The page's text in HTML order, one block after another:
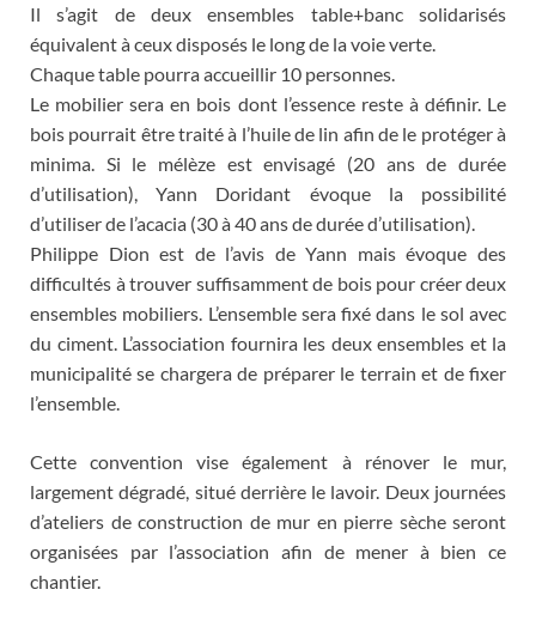
Il s’agit de deux ensembles table+banc solidarisés
équivalent à ceux disposés le long de la voie verte.
Chaque table pourra accueillir 10 personnes.
Le mobilier sera en bois dont l’essence reste à définir. Le
bois pourrait être traité à l’huile de lin afin de le protéger à
minima. Si le mélèze est envisagé (20 ans de durée
d’utilisation), Yann Doridant évoque la possibilité
d’utiliser de l’acacia (30 à 40 ans de durée d’utilisation).
Philippe Dion est de l’avis de Yann mais évoque des
difficultés à trouver suffisamment de bois pour créer deux
ensembles mobiliers. L’ensemble sera fixé dans le sol avec
du ciment. L’association fournira les deux ensembles et la
municipalité se chargera de préparer le terrain et de fixer
l’ensemble.
Cette convention vise également à rénover le mur,
largement dégradé, situé derrière le lavoir. Deux journées
d’ateliers de construction de mur en pierre sèche seront
organisées par l’association afin de mener à bien ce
chantier.